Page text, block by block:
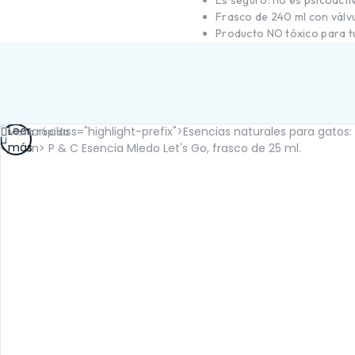
SALUD RENAL
Frasco de 240 ml con
Producto NO tóxico para
Vista rápida
Leer
más